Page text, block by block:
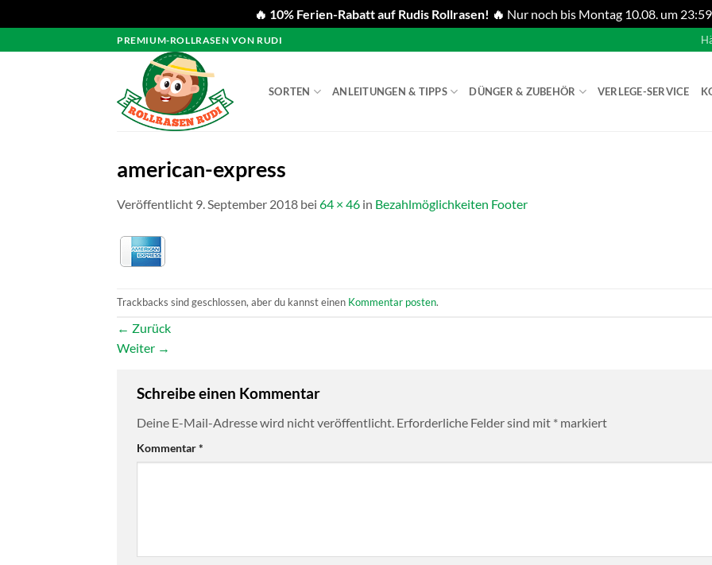
🔥 10% Ferien-Rabatt auf Rudis Rollrasen! 🔥 Nur noch bis Montag 10.08. um
Inhalt
PREMIUM-ROLLRASEN VON RUDI
SORTEN ANLEITUNGEN & TIPPS DÜNGER & ZUBEHÖR VERLEGE-SERVICE
american-express
Veröffentlicht 9. September 2018 bei 64 × 46 in Bezahlmöglichkeiten Footer
Trackbacks sind geschlossen, aber du kannst einen Kommentar posten.
← Zurück
Weiter →
Schreibe einen Kommentar
Deine E-Mail-Adresse wird nicht veröffentlicht. Erforderliche Felder sind mit * markiert
Kommentar*